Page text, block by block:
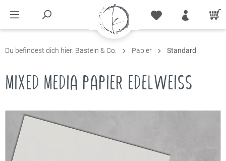
Du befindest dich hier: Basteln & Co. Papier Standard
MIXED MEDIA PAPIER EDELWEISS